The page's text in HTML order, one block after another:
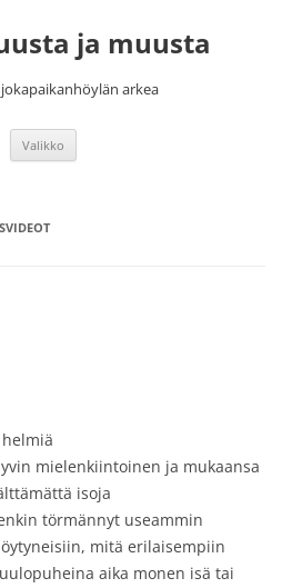
ja muusta
arkea
Valikko
mielenkiintoinen ja mukaansa
isoja
törmännyt useammin
mitä erilaisempiin
aika monen isä tai